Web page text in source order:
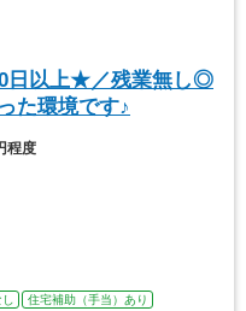
日以上★／残業無し◎
た環境です♪
程度
住宅補助（手当）あり